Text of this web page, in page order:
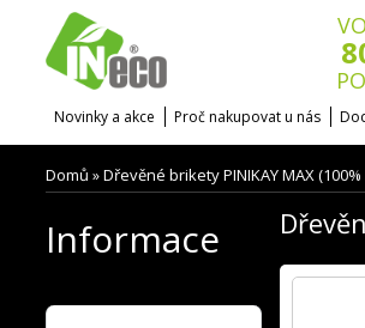
Novinky a akce Proč nakupovat u nás
Domů »Dřevěné brikety PINIKAY MAX
Informace